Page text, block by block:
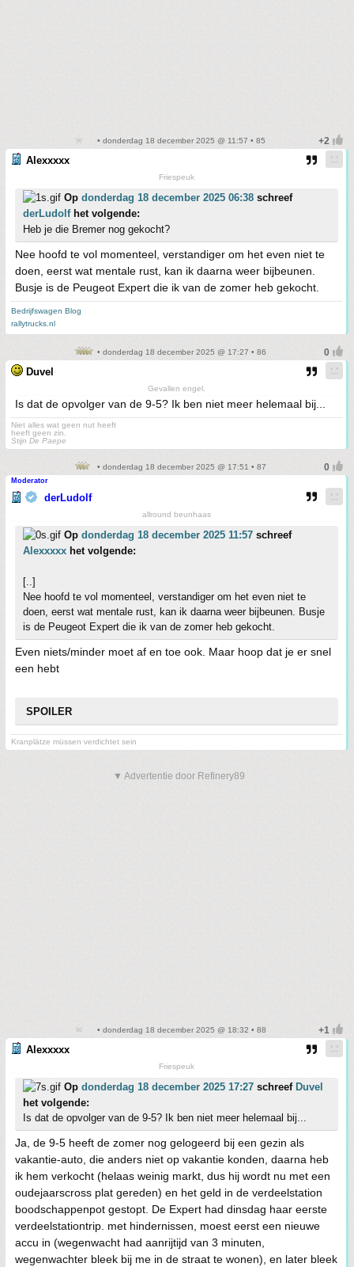
• donderdag 18 december 2025 @ 11:57 • 85
Alexxxxx
Friespeuk
Op donderdag 18 december 2025 06:38 schreef
derLudolfhet volgende:
Heb je die Bremer nog gekocht?
Nee hoofd te vol momenteel, verstandiger om het even niet te
doen, eerst wat mentale rust, kan ik daarna weer bijbeunen.
Busje is de Peugeot Expert die ik van de zomer heb gekocht.
Bedrijfswagen Blog
rallytrucks.nl
• donderdag 18 december 2025 @ 17:27 • 86
Duvel
Gevallen engel.
Is dat de opvolger van de 9-5? Ik ben niet meer helemaal bij...
Niet alles wat geen nut heeft
heeft geen zin.
Stijn De Paepe
• donderdag 18 december 2025 @ 17:51 • 87
Moderator
derLudolf
allround beunhaas
Op donderdag 18 december 2025 11:57 schreef
Alexxxxx het volgende:
[..]
Nee hoofd te vol momenteel, verstandiger om het even niet te
doen, eerst wat mentale rust, kan ik daarna weer bijbeunen. Busje
is de Peugeot Expert die ik van de zomer heb gekocht.
Even niets/minder moet af en toe ook. Maar hoop dat je er snel
een hebt
SPOILER
Kranplätze müssen verdichtet sein
▼ Advertentie door Refinery89
• donderdag 18 december 2025 @ 18:32 • 88
Alexxxxx
Friespeuk
Op donderdag 18 december 2025 17:27 schreef Duvel
het volgende:
Is dat de opvolger van de 9-5? Ik ben niet meer helemaal bij...
Ja, de 9-5 heeft de zomer nog gelogeerd bij een gezin als
vakantie-auto, die anders niet op vakantie konden, daarna heb
ik hem verkocht (helaas weinig markt, dus hij wordt nu met een
oudejaarscross plat gereden) en het geld in de verdeelstation
boodschappenpot gestopt. De Expert had dinsdag haar eerste
verdeelstationtrip. met hindernissen, moest eerst een nieuwe
accu in (wegenwacht had aanrijtijd van 3 minuten,
wegenwachter bleek bij me in de straat te wonen), en later bleek